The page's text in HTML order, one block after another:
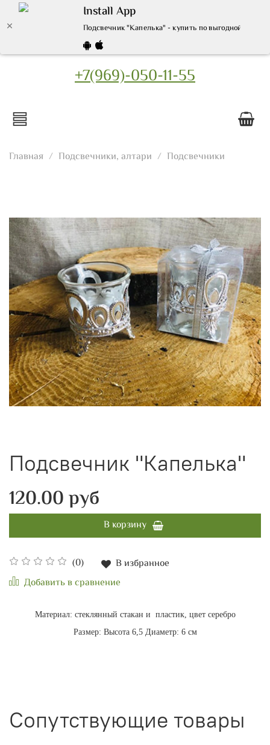
Install App
Подсвечник "Капелька" - купить по выгодной цене
+7(969)-050-11-55
Главная Подсвечники, алтари Подсвечники
Подсвечник "Капелька"
(0)
В избранное
Добавить в сравнение
120.00 руб
В корзину
Материал: стеклянный стакан и пластик, цвет серебро
Размер: Высота 6,5 Диаметр: 6 см
Сопутствующие товары